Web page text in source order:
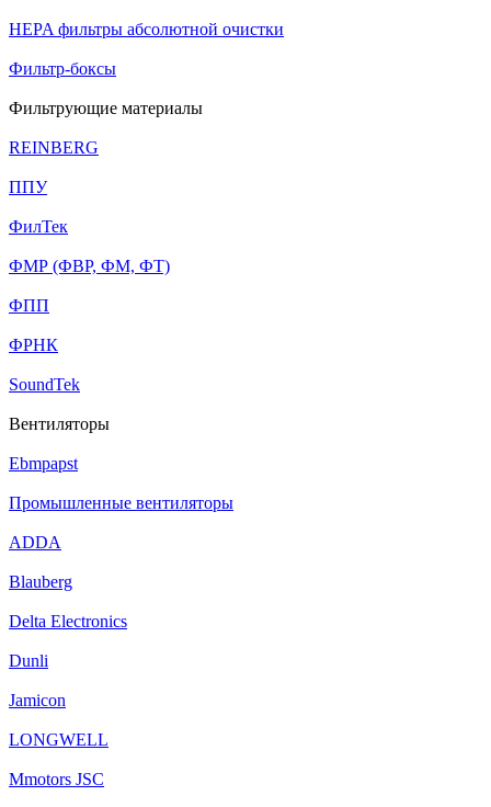
HEPA фильтры абсолютной очистки
Фильтр-боксы
Фильтрующие материалы
REINBERG
ППУ
ФилТек
ФМР (ФВР, ФМ, ФТ)
ФПП
ФРНК
SoundTek
Вентиляторы
Ebmpapst
Промышленные вентиляторы
ADDA
Blauberg
Delta Electronics
Dunli
Jamicon
LONGWELL
Mmotors JSC